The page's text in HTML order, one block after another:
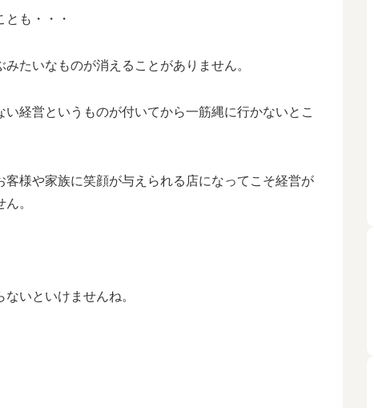
も・・・
たいなものが消えることがありません。
経営というものが付いてから一筋縄に行かないとこ
様や家族に笑顔が与えられる店になってこそ経営が
。
いといけませんね。